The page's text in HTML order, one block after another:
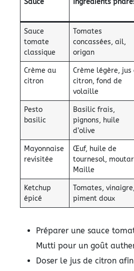
Sauce Ingrédients
Sauce
tomate
classique
Tomates
concassées, ail,
origan
Crème au
citron
Crème légère, jus
citron, fond de
volaille
Pesto
basilic
Basilic frais,
pignons, huile
d’olive
Mayonnaise
revisitée
Œuf, huile de
tournesol,
Maille
Ketchup
épicé
Tomates, vinaigre,
piment doux
Préparer une sauce
Mutti pour un goût
Doser le jus de citron